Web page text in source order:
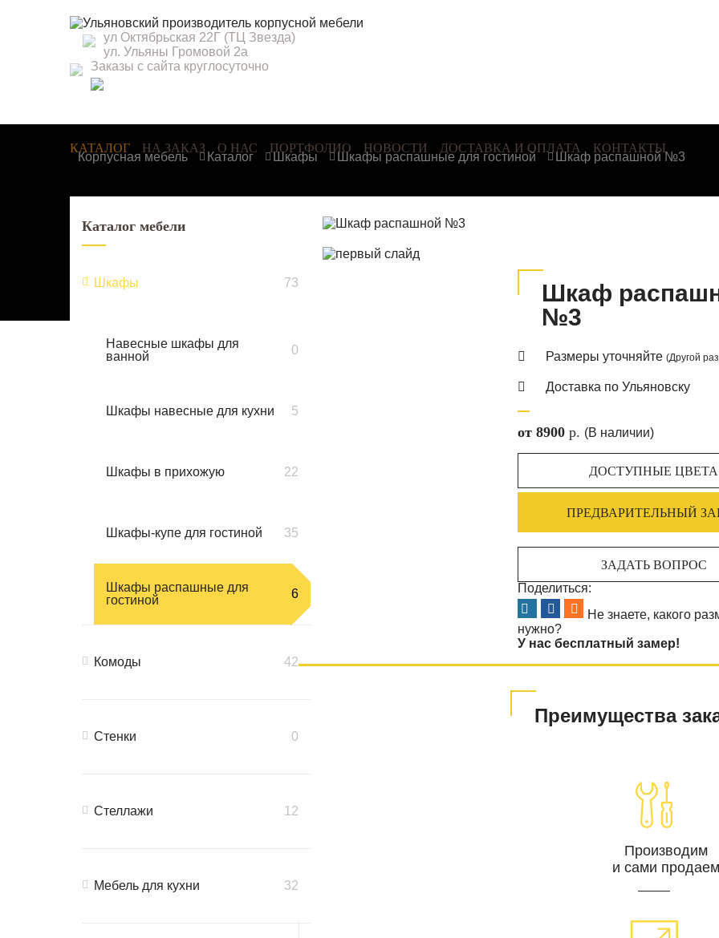
Ульяновский производитель корпусной мебели
ул Октябрьская 22Г (ТЦ Звезда)
ул. Ульяны Громовой 2а
Заказы с сайта круглосуточно
КАТАЛОГ НА ЗАКАЗ О НАС ПОРТФОЛИО НОВОСТИ ДОСТАВКА И ОПЛАТА КОНТАКТЫ
Корпусная мебель Каталог Шкафы Шкафы распашные для гостиной Шкаф распашной №3
Каталог мебели
Шкафы 73
Навесные шкафы для
ванной
0
Шкафы навесные для кухни 5
Шкафы в прихожую 22
Шкафы-купе для гостиной 35
Шкафы распашные для
гостиной
6
Комоды 42
Стенки 0
Стеллажи 12
Мебель для кухни 32
Шкаф
№3
Размеры уточняйте (Другой
Доставка по Ульяновску
от 8900 p. (В наличии)
ДОСТУПНЫЕ ЦВЕТА
ПРЕДВАРИТЕЛЬНЫЙ
ЗАДАТЬ ВОПРОС
Поделиться:
Не знаете, какого
нужно?
У нас бесплатный замер!
Преимущества
Производим
и сами продаем